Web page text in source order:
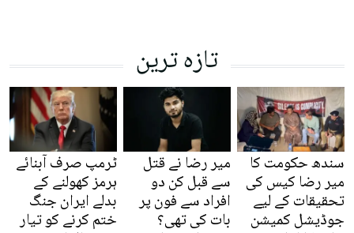
تازہ ترین
سندھ حکومت کا
میر رضا کیس کی
تحقیقات کے لیے
جوڈیشل کمیشن
میر رضا نے قتل
سے قبل کن دو
افراد سے فون پر
بات کی تھی؟
ٹرمپ صرف آبنائے
ہرمز کھولنے کے
بدلے ایران جنگ
ختم کرنے کو تیار